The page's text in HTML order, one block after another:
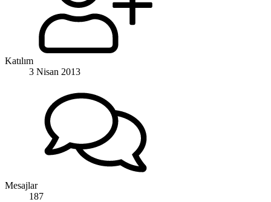
Katılım
3 Nisan 2013
Mesajlar
187